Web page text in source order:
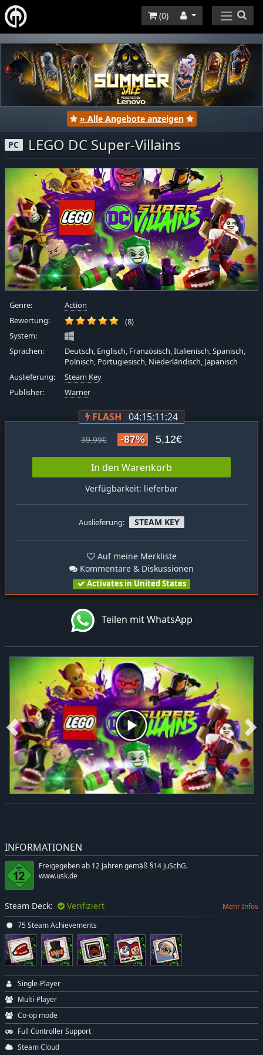
(0)
» Alle Angebote anzeigen
PC LEGO DC Super-Villains
Genre:
Action
Bewertung:
(8)
System:
Sprachen:
Deutsch, Englisch, Französisch, Italienisch, Spanisch,
Polnisch, Portugiesisch, Niederländisch, Japanisch
Auslieferung:
Steam Key
Publisher:
Warner
FLASH 04:15:11:24
39,99€ -87% 5,12€
In den Warenkorb
Verfügbarkeit: lieferbar
Auslieferung: STEAM KEY
Auf meine Merkliste
Kommentare & Diskussionen
Activates in United States
Teilen mit WhatsApp
INFORMATIONEN
Freigegeben ab 12 Jahren gemäß §14 JuSchG.
www.usk.de
Steam Deck: Verifiziert Mehr Infos
75 Steam Achievements
Single-Player
Multi-Player
Co-op mode
Full Controller Support
Steam Cloud